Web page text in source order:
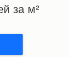
за м²